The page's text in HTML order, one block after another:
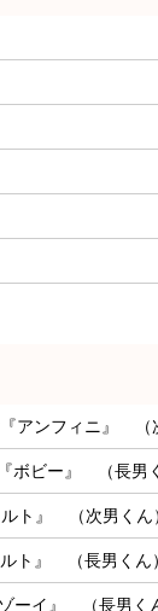
アンフィニ』
ボビー』 （長男く
ト』 （次男くん
ト』 （長男くん）
ーイ』 （長男く